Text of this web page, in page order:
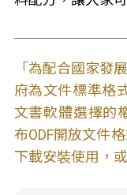
「為配合國家發
府為文件標準格
文書軟體選擇的
布ODF開放文件
下載安裝使用，